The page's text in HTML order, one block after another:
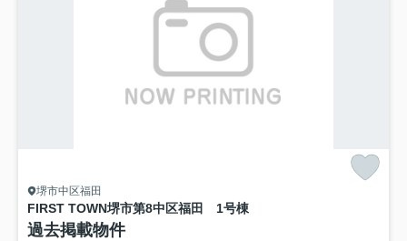
堺市中区福田
FIRST TOWN堺市第8中区福田 1号棟
過去掲載物件